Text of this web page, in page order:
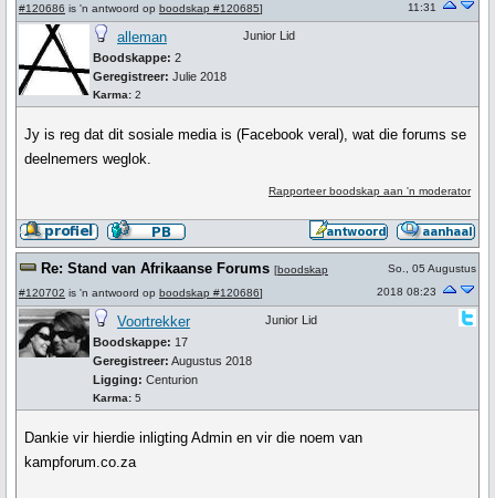
#120686 is 'n antwoord op boodskap #120685]
11:31
alleman
Boodskappe: 2
Geregistreer: Julie 2018
Karma: 2
Junior Lid
Jy is reg dat dit sosiale media is (Facebook veral), wat die forums se
deelnemers weglok.
Rapporteer boodskap aan 'n moderator
Re: Stand van Afrikaanse Forums [boodskap
#120702 is 'n antwoord op boodskap #120686]
So., 05 Augustus
2018 08:23
Voortrekker
Boodskappe: 17
Geregistreer: Augustus 2018
Ligging: Centurion
Karma: 5
Junior Lid
Dankie vir hierdie inligting Admin en vir die noem van
kampforum.co.za